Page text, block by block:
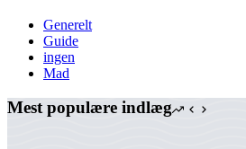
Generelt
Guide
ingen
Mad
Mest populære indlæg